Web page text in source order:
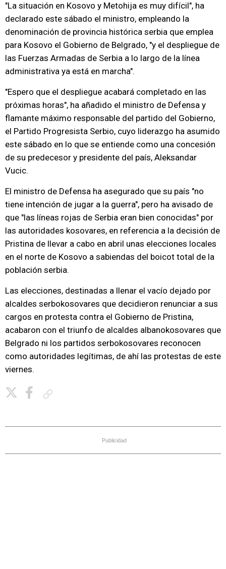
"La situación en Kosovo y Metohija es muy difícil", ha
declarado este sábado el ministro, empleando la
denominación de provincia histórica serbia que emplea
para Kosovo el Gobierno de Belgrado, "y el despliegue de
las Fuerzas Armadas de Serbia a lo largo de la línea
administrativa ya está en marcha".
"Espero que el despliegue acabará completado en las
próximas horas", ha añadido el ministro de Defensa y
flamante máximo responsable del partido del Gobierno,
el Partido Progresista Serbio, cuyo liderazgo ha asumido
este sábado en lo que se entiende como una concesión
de su predecesor y presidente del país, Aleksandar
Vucic.
El ministro de Defensa ha asegurado que su país "no
tiene intención de jugar a la guerra", pero ha avisado de
que "las líneas rojas de Serbia eran bien conocidas" por
las autoridades kosovares, en referencia a la decisión de
Pristina de llevar a cabo en abril unas elecciones locales
en el norte de Kosovo a sabiendas del boicot total de la
población serbia.
Las elecciones, destinadas a llenar el vacío dejado por
alcaldes serbokosovares que decidieron renunciar a sus
cargos en protesta contra el Gobierno de Pristina,
acabaron con el triunfo de alcaldes albanokosovares que
Belgrado ni los partidos serbokosovares reconocen
como autoridades legítimas, de ahí las protestas de este
viernes.
Publicidad